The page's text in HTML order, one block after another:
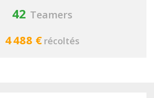
42 Teamers
4 488 € récoltés